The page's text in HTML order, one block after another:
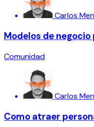
Carlos
Modelos de
Comunidad
Carlos
Como atraer